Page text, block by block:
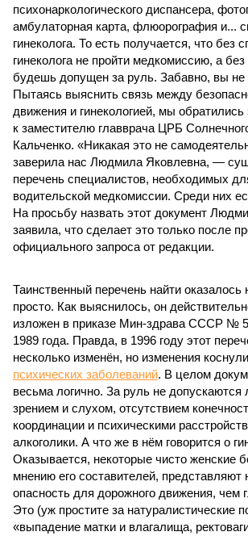
психонаркологического диспансера,
амбулаторная карта, флюорография и...
гинеколога. То есть получается, что без
гинеколога не пройти медкомиссию, а
будешь допущен за руль. Забавно, вы не
Пытаясь выяснить связь между
движения и гинекологией, мы обратились
к заместителю главврача ЦРБ
Кальченко. «Никакая это не
заверила нас Людмила Яковлевна, —
перечень специалистов, необходимых
водительской медкомиссии. Среди них
На просьбу назвать этот документ
заявила, что сделает это только после
официального запроса от редакции.
Таинственный перечень найти оказалось
просто. Как выяснилось, он
изложен в приказе Мин-здрава СССР №
1989 года. Правда, в 1996 году этот
несколько изменён, но изменения
психических заболеваний. В целом
весьма логично. За руль не
зрением и слухом, отсутствием
координации и психическими
алкоголики. А что же в нём говорится о
Оказывается, некоторые чисто женские
мнению его составителей,
опасность для дорожного движения, чем
Это (уж простите за натуралистические
«выпадение матки и влагалища,